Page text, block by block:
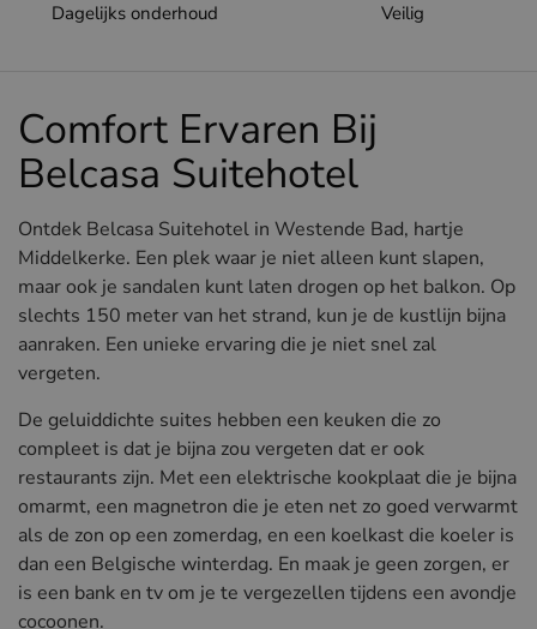
Dagelijks onderhoud Veilig
Comfort Ervaren Bij
Belcasa Suitehotel
Ontdek Belcasa Suitehotel in Westende Bad, hartje
Middelkerke. Een plek waar je niet alleen kunt slapen,
maar ook je sandalen kunt laten drogen op het balkon. Op
slechts 150 meter van het strand, kun je de kustlijn bijna
aanraken. Een unieke ervaring die je niet snel zal
vergeten.
De geluiddichte suites hebben een keuken die zo
compleet is dat je bijna zou vergeten dat er ook
restaurants zijn. Met een elektrische kookplaat die je bijna
omarmt, een magnetron die je eten net zo goed verwarmt
als de zon op een zomerdag, en een koelkast die koeler is
dan een Belgische winterdag. En maak je geen zorgen, er
is een bank en tv om je te vergezellen tijdens een avondje
cocoonen.